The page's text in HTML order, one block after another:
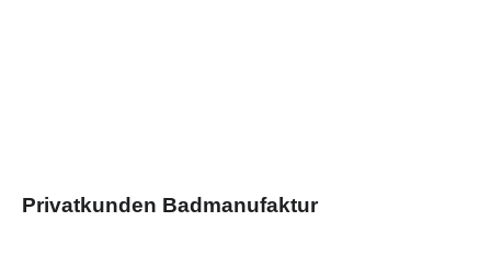
Privatkunden Badmanufaktur